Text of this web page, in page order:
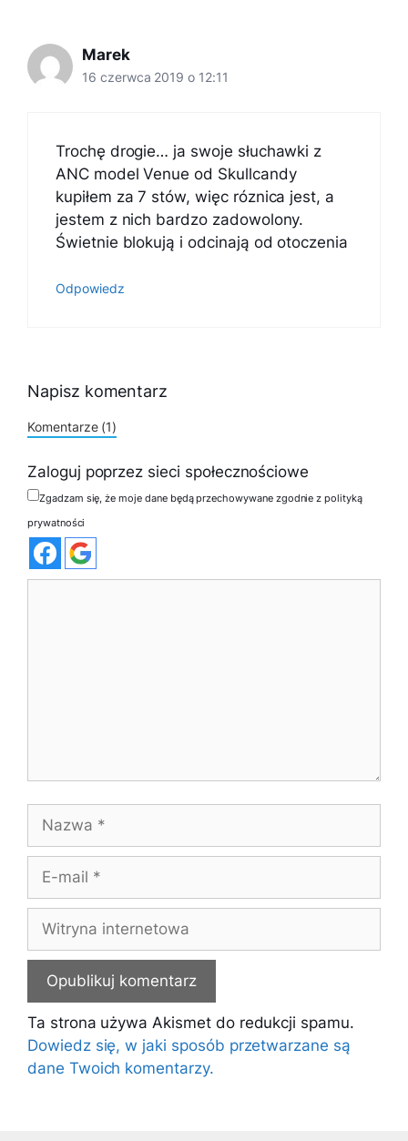
Marek
16 czerwca 2019 o 12:11
Trochę drogie… ja swoje słuchawki z
ANC model Venue od Skullcandy
kupiłem za 7 stów, więc róznica jest, a
jestem z nich bardzo zadowolony.
Świetnie blokują i odcinają od otoczenia
Odpowiedz
Napisz komentarz
Komentarze (1)
Zaloguj poprzez sieci społecznościowe
Zgadzam się, że moje dane będą przechowywane zgodnie z polityką
prywatności
Nazwa
Witryna
internetowa
Ta strona używa Akismet do redukcji spamu.
Dowiedz się, w jaki sposób przetwarzane są
dane Twoich komentarzy.